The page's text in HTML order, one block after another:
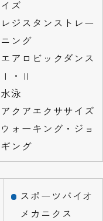
イズ
レジスタンストレー
ニング
エアロビックダンス
Ⅰ・Ⅱ
水泳
アクアエクササイズ
ウォーキング・ジョ
ギング
スポーツバイオ
メカニクス